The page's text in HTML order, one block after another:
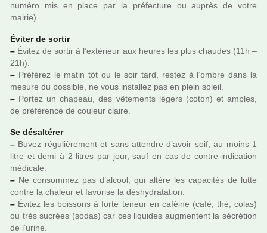
numéro mis en place par la pré­fec­ture ou auprès de votre
mairie).
Éviter de sortir
– Évitez de sortir à l’exté­rieur aux heures les plus chau­des (11h –
21h).
– Préférez le matin tôt ou le soir tard, restez à l’ombre dans la
mesure du pos­si­ble, ne vous ins­tal­lez pas en plein soleil.
– Portez un cha­peau, des vête­ments légers (coton) et amples,
de pré­fé­rence de cou­leur claire.
Se désal­té­rer
– Buvez régu­liè­re­ment et sans atten­dre d’avoir soif, au moins 1
litre et demi à 2 litres par jour, sauf en cas de contre-indi­ca­tion
médi­cale.
– Ne consom­mez pas d’alcool, qui altère les capa­ci­tés de lutte
contre la cha­leur et favo­rise la déshy­dra­ta­tion.
– Évitez les bois­sons à forte teneur en caféine (café, thé, colas)
ou très sucrées (sodas) car ces liqui­des aug­men­tent la sécré­tion
de l’urine.